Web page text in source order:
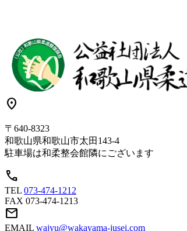
location_on
〒640-8323
和歌山県和歌山市太田143-4
駐車場は和柔整会館隣にございます
call
TEL 073-474-1212
FAX 073-474-1213
mail
EMAIL wajyu@wakayama-jusei.com